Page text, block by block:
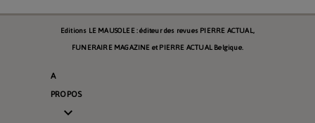
Editions LE MAUSOLEE : éditeur des revues PIERRE ACTUAL,
FUNERAIRE MAGAZINE et PIERRE ACTUAL Belgique.
A
PROPOS
